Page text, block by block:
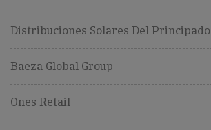
Distribuciones Solares Del Principado
Baeza Global Group
Ones Retail